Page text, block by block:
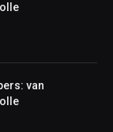
van